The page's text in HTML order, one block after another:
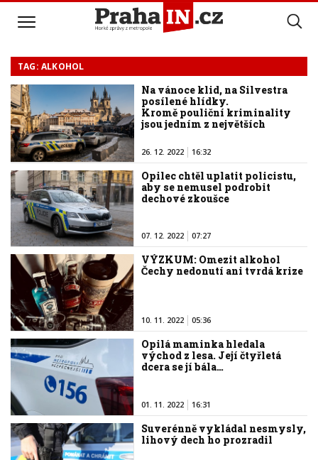
TAG: ALKOHOL
Na vánoce klid, na Silvestra
posílené hlídky.
Kromě pouliční kriminality
jsou jedním z největších
na silnicích
26. 12. 2022 16:32
Opilec chtěl uplatit policistu,
aby se nemusel podrobit
dechové zkoušce
07. 12. 2022 07:27
VÝZKUM: Omezit alkohol
Čechy nedonutí ani tvrdá krize
10. 11. 2022 05:36
Opilá maminka hledala
východ z lesa. Její čtyřletá
dcera se jí bála…
01. 11. 2022 16:31
Suverénně vykládal nesmysly,
lihový dech ho prozradil